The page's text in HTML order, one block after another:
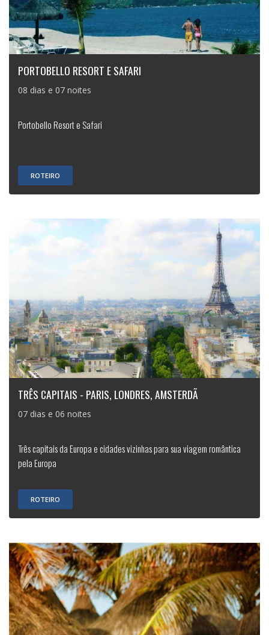
PORTOBELLO RESORT E SAFARI
08 dias e 07 noites
Portobello Resort e Safari
ROTEIRO
TRÊS CAPITAIS - PARIS, LONDRES, AMSTERDÃ
07 dias e 06 noites
Três capitais da Europa e cidades vizinhas para sua viagem romântica
pela Europa
ROTEIRO